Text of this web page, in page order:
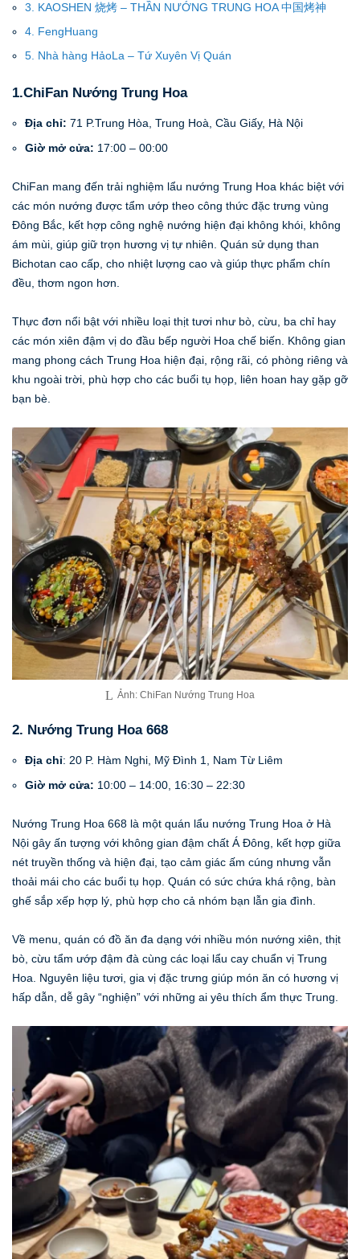
3. KAOSHEN 烧烤 – THẦN NƯỚNG TRUNG HOA 中国烤神
4. FengHuang
5. Nhà hàng HảoLa – Tứ Xuyên Vị Quán
1.ChiFan Nướng Trung Hoa
Địa chỉ: 71 P.Trung Hòa, Trung Hoà, Cầu Giấy, Hà Nội
Giờ mở cửa: 17:00 – 00:00
ChiFan mang đến trải nghiệm lẩu nướng Trung Hoa khác biệt với
các món nướng được tẩm ướp theo công thức đặc trưng vùng
Đông Bắc, kết hợp công nghệ nướng hiện đại không khói, không
ám mùi, giúp giữ trọn hương vị tự nhiên. Quán sử dụng than
Bichotan cao cấp, cho nhiệt lượng cao và giúp thực phẩm chín
đều, thơm ngon hơn.
Thực đơn nổi bật với nhiều loại thịt tươi như bò, cừu, ba chỉ hay
các món xiên đậm vị do đầu bếp người Hoa chế biến. Không gian
mang phong cách Trung Hoa hiện đại, rộng rãi, có phòng riêng và
khu ngoài trời, phù hợp cho các buổi tụ họp, liên hoan hay gặp gỡ
bạn bè.
Ảnh: ChiFan Nướng Trung Hoa
2. Nướng Trung Hoa 668
Địa chỉ: 20 P. Hàm Nghi, Mỹ Đình 1, Nam Từ Liêm
Giờ mở cửa: 10:00 – 14:00, 16:30 – 22:30
Nướng Trung Hoa 668 là một quán lẩu nướng Trung Hoa ở Hà
Nội gây ấn tượng với không gian đậm chất Á Đông, kết hợp giữa
nét truyền thống và hiện đại, tạo cảm giác ấm cúng nhưng vẫn
thoải mái cho các buổi tụ họp. Quán có sức chứa khá rộng, bàn
ghế sắp xếp hợp lý, phù hợp cho cả nhóm bạn lẫn gia đình.
Về menu, quán có đồ ăn đa dạng với nhiều món nướng xiên, thịt
bò, cừu tẩm ướp đậm đà cùng các loại lẩu cay chuẩn vị Trung
Hoa. Nguyên liệu tươi, gia vị đặc trưng giúp món ăn có hương vị
hấp dẫn, dễ gây “nghiện” với những ai yêu thích ẩm thực Trung.